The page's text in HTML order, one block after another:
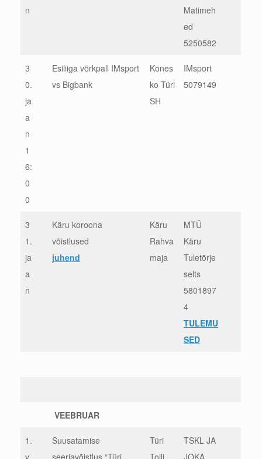
n
Matimeh
ed
5250582
3
0.
ja
a
n
1
6:
0
0
Esiliiga võrkpall IMsport
vs Bigbank
Kones
ko Türi
SH
IMsport
5079149
3
1.
ja
a
n
Käru koroona
võistlused
juhend
Käru
Rahva
maja
MTÜ
Käru
Tuletõrje
selts
5801897
4
TULEMU
SED
VEEBRUAR
1.
v
Suusatamise
seeriavõistlus “Türi
Türi
Tolli
TSKL JA
JOKA